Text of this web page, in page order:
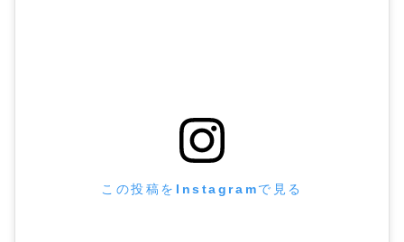
この投稿をInstagramで見る